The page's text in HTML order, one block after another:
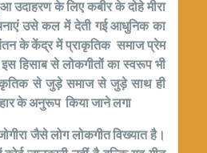
उदाहरण के लिए कबीर के दोहे मीरा
उसे कल में देती गई आधुनिक का
के केंद्र में प्राकृतिक समाज प्रेम
हिसाब से लोकगीतों का स्वरूप भी
से जुड़े समाज से जुड़े साथ ही
के अनुरूप किया जाने लगा
जैसे लोग लोकगीत विख्यात है।